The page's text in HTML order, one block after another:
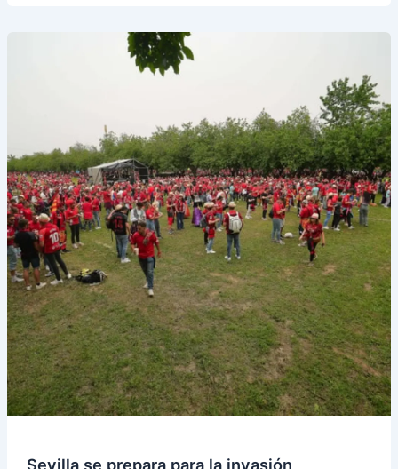
Sevilla se prepara para la invasión